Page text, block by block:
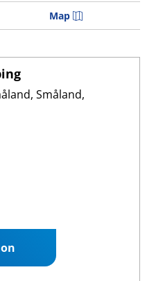
Map
Småland,
16:00